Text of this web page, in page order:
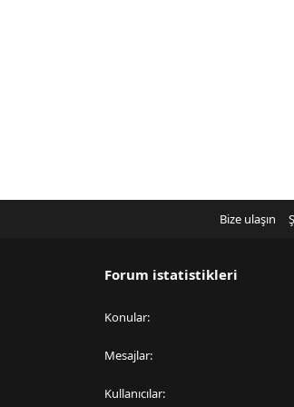
Bize ulaşın
Forum istatistikleri
Konular
Mesajlar
Kullanıcılar